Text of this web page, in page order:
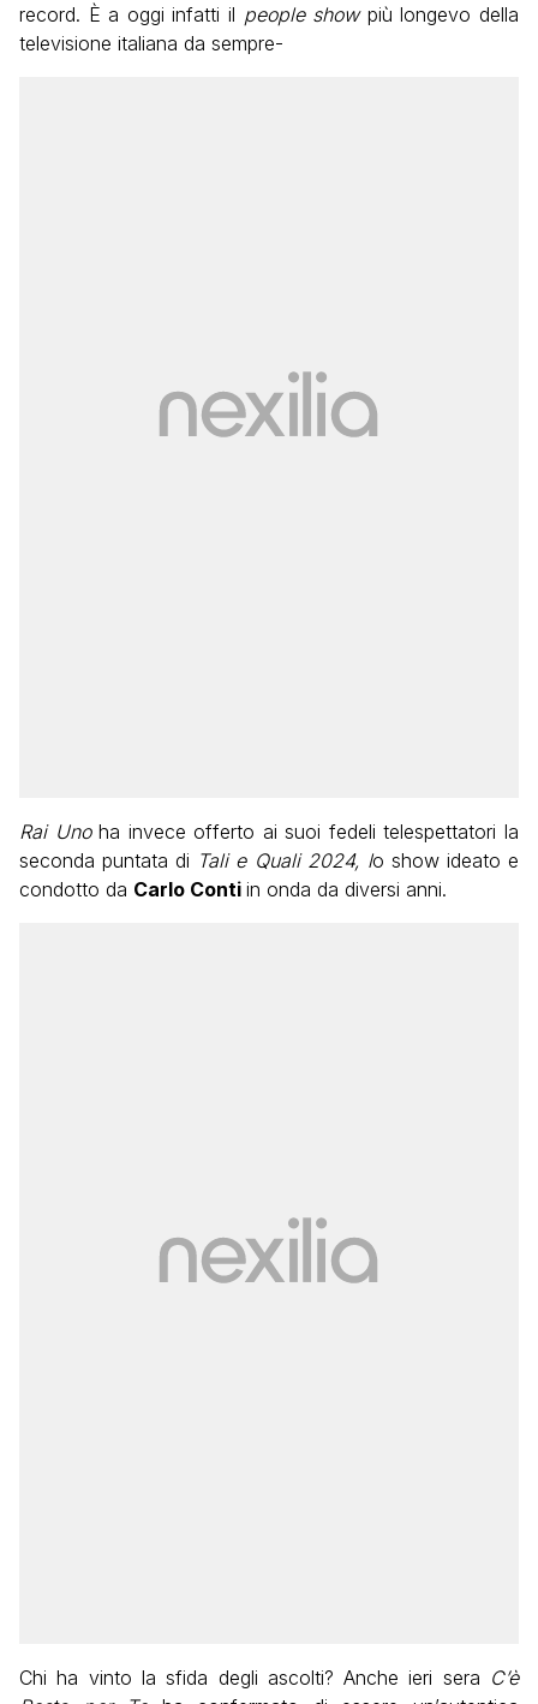
record. È a oggi infatti il people showpiù longevo della
televisione italiana da sempre-
Rai Unoha invece offerto ai suoi fedeli telespettatori la
seconda puntata di Tali e Quali 2024, lo show ideato e
condotto da Carlo Conti in onda da diversi anni.
Chi ha vinto la sfida degli ascolti? Anche ieri sera C’è